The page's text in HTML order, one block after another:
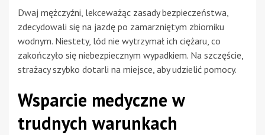
Dwaj mężczyźni, lekceważąc zasady bezpieczeństwa,
zdecydowali się na jazdę po zamarzniętym zbiorniku
wodnym. Niestety, lód nie wytrzymał ich ciężaru, co
zakończyło się niebezpiecznym wypadkiem. Na szczęście,
strażacy szybko dotarli na miejsce, aby udzielić pomocy.
Wsparcie medyczne w
trudnych warunkach